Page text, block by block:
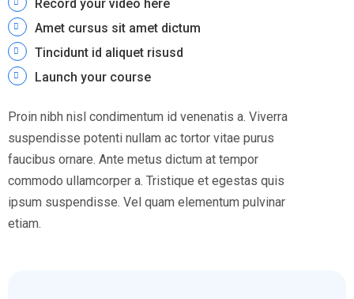
Record your video here
Amet cursus sit amet dictum
Tincidunt id aliquet risusd
Launch your course
Proin nibh nisl condimentum id venenatis a. Viverra
suspendisse potenti nullam ac tortor vitae purus
faucibus ornare. Ante metus dictum at tempor
commodo ullamcorper a. Tristique et egestas quis
ipsum suspendisse. Vel quam elementum pulvinar
etiam.